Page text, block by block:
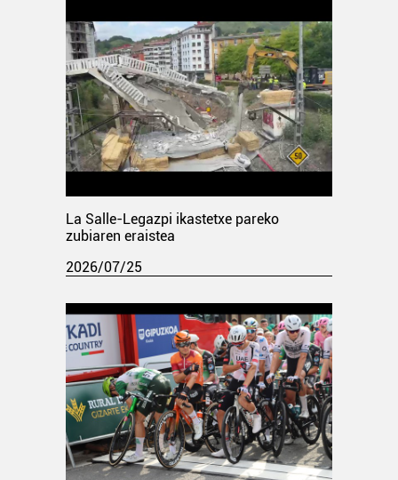
La Salle-Legazpi ikastetxe pareko
zubiaren eraistea
2026/07/25